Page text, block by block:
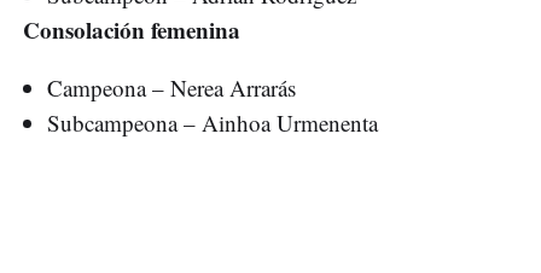
Consolación femenina
Campeona – Nerea Arrarás
Subcampeona – Ainhoa Urmenenta